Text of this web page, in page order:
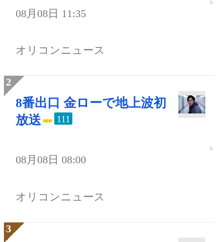
08月08日 11:35
オリコンニュース
8番出口 金ローで地上波初
放送
111
08月08日 08:00
オリコンニュース